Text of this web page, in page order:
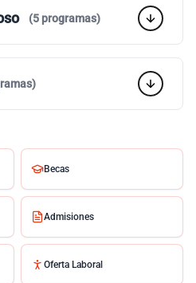
(5 programas)
Becas
Admisiones
Oferta Laboral